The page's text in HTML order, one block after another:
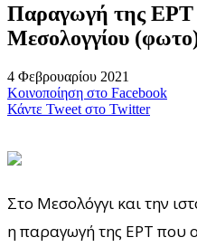
Παραγωγή της ΕΡΤ
Μεσολογγίου
4 Φεβρουαρίου 2021
Κοινοποίηση στο Facebook
Κάντε Tweet στο Twitter
Στο Μεσολόγγι και την
η παραγωγή της ΕΡΤ που